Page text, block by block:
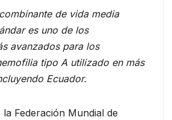
de vida media
es uno de los
avanzados para los
tipo A utilizado en más
Ecuador.
la Federación Mundial de